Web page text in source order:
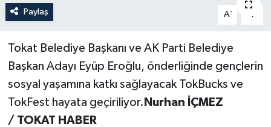
Paylaş A- A
Tokat Belediye Başkanı ve AK Parti Belediye
Başkan Adayı Eyüp Eroğlu, önderliğinde gençlerin
sosyal yaşamına katkı sağlayacak TokBucks ve
TokFest hayata geçiriliyor. Nurhan İÇMEZ
/ TOKAT HABER
Politika
Spor
Teknoloji